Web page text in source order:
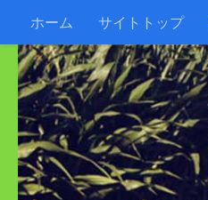
ホーム サイトトップ